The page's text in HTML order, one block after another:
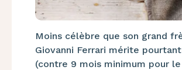
Moins célèbre que son grand
Giovanni Ferrari mérite
(contre 9 mois minimum pour